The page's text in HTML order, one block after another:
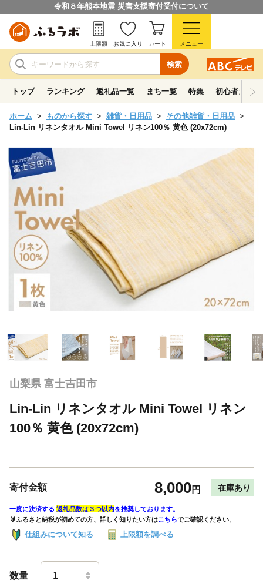
令和８年熊本地震 災害支援寄付受付について
検索
上限額 お気に入り カート メニュー
トップ ランキング 返礼品一覧 まち一覧 特集 初心者ガイド
ホーム ものから探す 雑貨・日用品
その他雑貨・日用品
Lin-Lin リネンタオル Mini Towel リネン100％ 黄色 (20x72cm)
山梨県 富士吉田市
Lin-Lin リネンタオル Mini Towel リネン
100％ 黄色 (20x72cm)
寄付金額 8,000円 在庫あり
一度に決済する 返礼品数は３つ以内を推奨しております。
🔰ふるさと納税が初めての方、詳しく知りたい方はこちらでご確認ください。
仕組みについて知る 上限額を調べる
数量